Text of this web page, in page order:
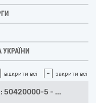
відкрити всі - закрити всі
50420000-5 - ...